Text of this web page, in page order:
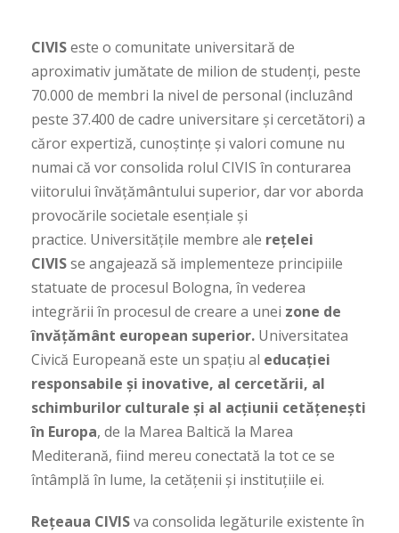
CIVISeste o comunitate universitară de
aproximativ jumătate de milion de studenți, peste
70.000 de membri la nivel de personal (incluzând
peste 37.400 de cadre universitare și cercetători) a
căror expertiză, cunoștințe și valori comune nu
numai că vor consolida rolul CIVIS în conturarea
viitorului învățământului superior, dar vor aborda
provocările societale esențiale și
practice. Universitățile membre ale rețelei
CIVISse angajează să implementeze principiile
statuate de procesul Bologna, în vederea
integrării în procesul de creare a unei zone de
învățământ european superior. Universitatea
Civică Europeană este un spațiu al educaţiei
responsabile şi inovative, al cercetării, al
schimburilor culturale și al acțiunii cetățeneşti
în Europa, de la Marea Baltică la Marea
Mediterană, fiind mereu conectată la tot ce se
întâmplă în lume, la cetățenii și instituțiile ei.
Rețeaua CIVISva consolida legăturile existente în